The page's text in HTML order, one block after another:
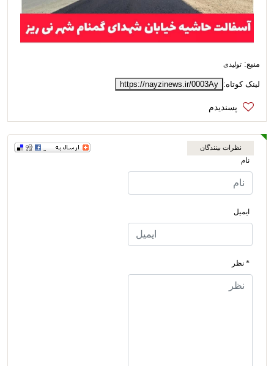
منبع: تولیدی
لینک کوتاه: https://nayzinews.ir/0003Ay
نظرات بینندگان
نام
ایمیل
* نظر